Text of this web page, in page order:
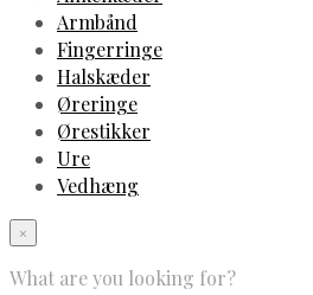
Armbånd
Fingerringe
Halskæder
Øreringe
Ørestikker
Ure
Vedhæng
×
What are you looking for?